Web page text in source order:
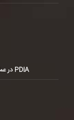
PDIA در عمل: تجربه مدیریت تعارض منافع در ایران